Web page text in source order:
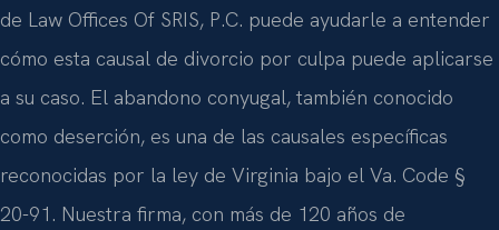
de Law Offices Of SRIS, P.C. puede ayudarle a entender
cómo esta causal de divorcio por culpa puede aplicarse
a su caso. El abandono conyugal, también conocido
como deserción, es una de las causales específicas
reconocidas por la ley de Virginia bajo el Va. Code §
20-91. Nuestra firma, con más de 120 años de